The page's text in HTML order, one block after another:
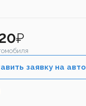
₽
заявку на авто